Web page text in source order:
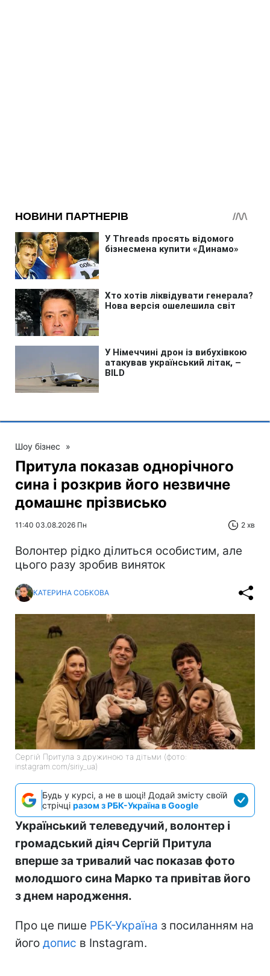
Шоу бізнес »
Притула показав однорічного
сина і розкрив його незвичне
домашнє прізвисько
11:40 03.08.2026 Пн 2 хв
Волонтер рідко ділиться особистим, але
цього разу зробив виняток
КАТЕРИНА СОБКОВА
Сергій Притула з дружиною та дітьми (фото:
instagram.com/siriy_ua)
Будь у курсі, а не в шоці! Додай змісту своїй
стрічці разом з РБК-Україна в Google
Український телеведучий, волонтер і
громадський діяч Сергій Притула
вперше за тривалий час показав фото
молодшого сина Марко та привітав його
з днем народження.
Про це пише РБК-Україна з посиланням на
його допис в Instagram.